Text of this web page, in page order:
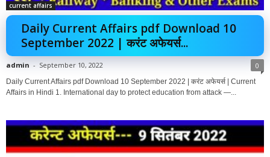
current affairs
Daily Current Affairs pdf Download 10
September 2022 | करंट अफेयर्स...
admin - September 10, 2022 0
Daily Current Affairs pdf Download 10 September 2022 | करंट अफेयर्स | Current
Affairs in Hindi 1. International day to protect education from attack —...